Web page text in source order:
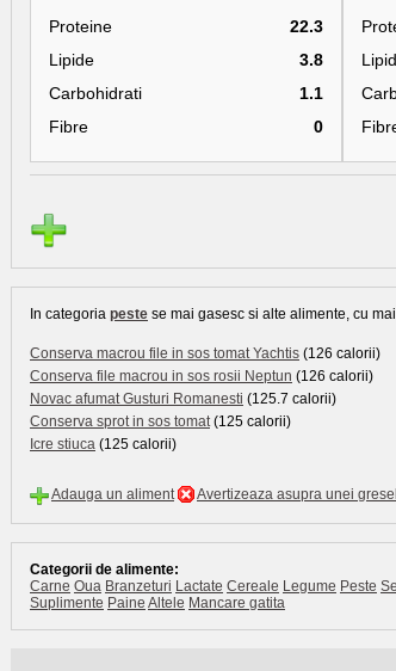
Proteine
22.3
Lipide
3.8
Carbohidrati
1.1
Fibre
0
In categoria peste se mai gasesc si alte alimente, cu
Conserva macrou file in sos tomat Yachtis (126 calorii)
Conserva file macrou in sos rosii Neptun (126 calorii)
Novac afumat Gusturi Romanesti (125.7 calorii)
Conserva sprot in sos tomat(125 calorii)
Icre stiuca (125 calorii)
Adauga un aliment Avertizeaza asupra unei
Categorii de alimente:
Carne Oua Branzeturi Lactate Cereale Legume Peste
Suplimente Paine Altele Mancare gatita